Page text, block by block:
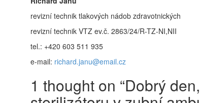
revizní technik tlakových nádob zdravotnických
revizní technik VTZ ev.č. 2863/24/R-TZ-NI,NII
tel.: +420 603 511 935
e-mail: richard.janu@email.cz
1 thought on “Dobrý